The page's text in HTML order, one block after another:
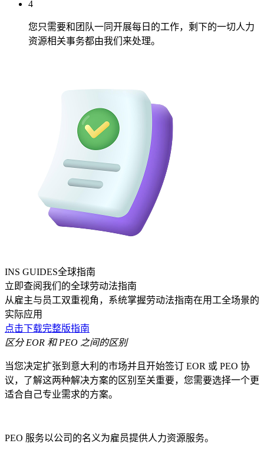
4
您只需要和团队一同开展每日的工作，剩下的一切人力
资源相关事务都由我们来处理。
INS GUIDES全球指南
立即查阅我们的全球劳动法指南
从雇主与员工双重视角，系统掌握劳动法指南在用工全场景的
实际应用
点击下载完整版指南
区分 EOR 和 PEO 之间的区别
当您决定扩张到意大利的市场并且开始签订 EOR 或 PEO 协
议，了解这两种解决方案的区别至关重要，您需要选择一个更
适合自己专业需求的方案。
PEO 服务以公司的名义为雇员提供人力资源服务。